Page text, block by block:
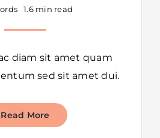
1.6 min read
diam sit amet quam
sed sit amet dui.
Read More